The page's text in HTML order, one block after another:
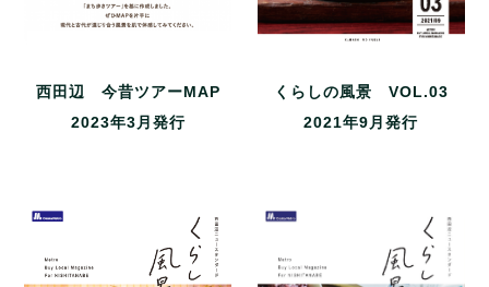
西田辺 今昔ツアーMAP
2023年3月発行
くらしの風景 VOL.03
2021年9月発行